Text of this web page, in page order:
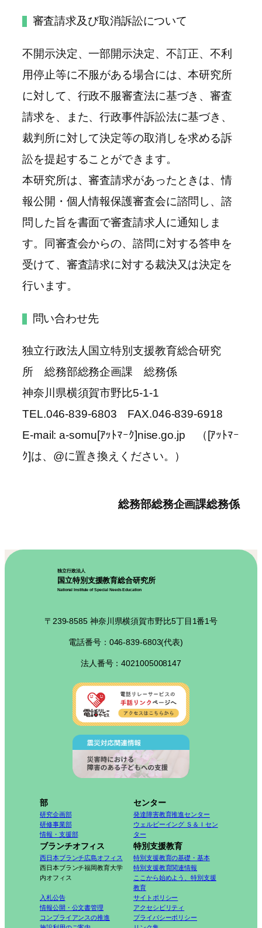
審査請求及び取消訴訟について
不開示決定、一部開示決定、不訂正、不利
用停止等に不服がある場合には、本研究所
に対して、行政不服審査法に基づき、審査
請求を、また、行政事件訴訟法に基づき、
裁判所に対して決定等の取消しを求める訴
訟を提起することができます。
本研究所は、審査請求があったときは、情
報公開・個人情報保護審査会に諮問し、諮
問した旨を書面で審査請求人に通知しま
す。同審査会からの、諮問に対する答申を
受けて、審査請求に対する裁決又は決定を
行います。
問い合わせ先
独立行政法人国立特別支援教育総合研究
所 総務部総務企画課 総務係
神奈川県横須賀市野比5-1-1
TEL.046-839-6803 FAX.046-839-6918
E-mail: a-somu[ｱｯﾄﾏｰｸ]nise.go.jp （[ｱｯﾄﾏｰ
ｸ]は、@に置き換えください。）
総務部総務企画課総務係
独立行政法人
国立特別支援教育総合研究所
National Institute of Special Needs Education
〒239-8585 神奈川県横須賀市野比5丁目1番1号
電話番号：046-839-6803(代表)
法人番号：4021005008147
部
研究企画部
研修事業部
情報・支援部
センター
発達障害教育推進センター
ウェルビーイング Ｓ＆Ｉセン
ター
ブランチオフィス
西日本ブランチ広島オフィス
西日本ブランチ福岡教育大学
内オフィス
特別支援教育
特別支援教育の基礎・基本
特別支援教育関連情報
ここから始めよう、特別支援
教育
入札公告
情報公開・公文書管理
コンプライアンスの推進
サイトポリシー
アクセシビリティ
プライバシーポリシー